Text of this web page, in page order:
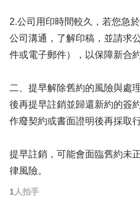
2.公司用印時間較久，若您急
公司溝通，了解印稿，並請求
件或電子郵件），以保障新合
二、提早解除舊約的風險與處
後再提早註銷並歸還新約的簽
作廢契約或書面證明後再採取行
提早註銷，可能會面臨舊約未
律風險。
1 人拍手